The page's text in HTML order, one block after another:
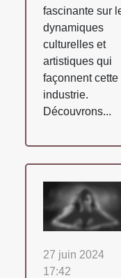
fascinante sur
dynamiques
culturelles et
artistiques qui
façonnent cette
industrie.
Découvrons...
27 juin 2024
17:42